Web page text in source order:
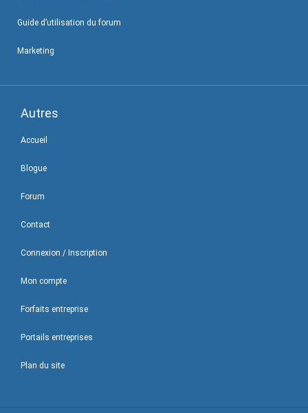
Guide d’utilisation du forum
Marketing
Autres
Accueil
Blogue
Forum
Contact
Connexion / Inscription
Mon compte
Forfaits entreprise
Portails entreprises
Plan du site